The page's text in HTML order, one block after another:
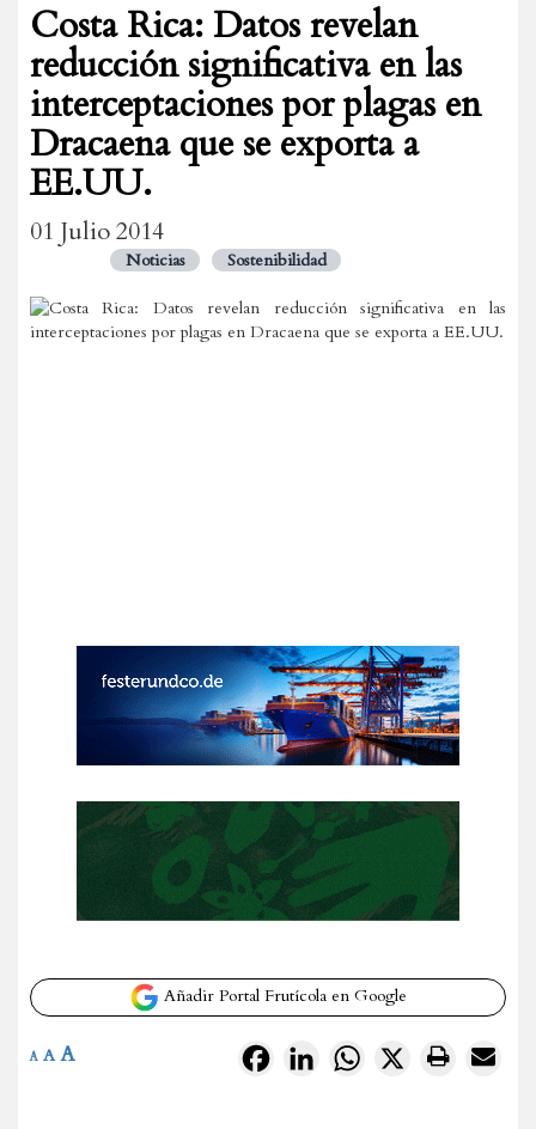
Costa Rica: Datos revelan
reducción significativa en las
interceptaciones por plagas en
Dracaena que se exporta a
EE.UU.
01 Julio 2014
Noticias Sostenibilidad
Añadir Portal Frutícola en Google
FacebookLinkedInWhatsApp
X
A A A